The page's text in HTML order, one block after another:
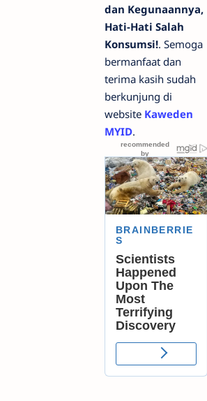
dan Kegunaannya,
Hati-Hati Salah
Konsumsi!. Semoga
bermanfaat dan
terima kasih sudah
berkunjung di
website Kaweden
MYID.